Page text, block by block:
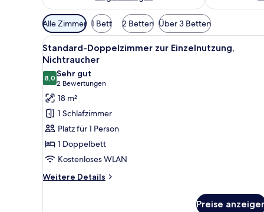
Verfügbare
Filter
für
Zimmer
Alle Zimmer 1 Bett 2 Betten Über 3 Betten
Alle
Fotos
für
Standard-
Doppelzimmer
zur
Einzelnutzung,
Nichtraucher
anzeigen
Ein Hotelzimmer mit Bett,
7
Standard-Doppelzimmer zur Einzelnutzung,
Nichtraucher
8,08,0 von 10
Sehr gut
2 Bewertungen
(2
Bewertungen)
18 m²
1 Schlafzimmer
Platz für 1 Person
1 Doppelbett
Kostenloses WLAN
Weitere Details
Weitere
Preise